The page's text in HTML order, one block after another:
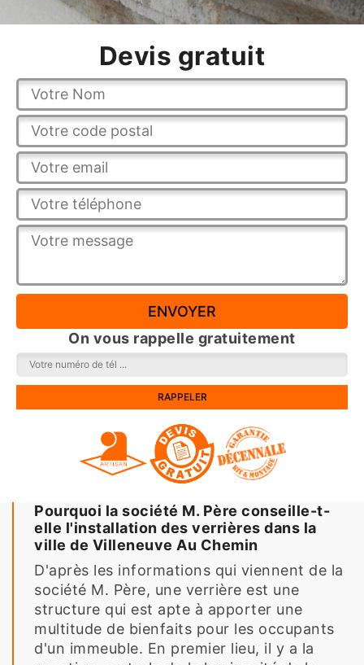
Devis gratuit
On vous rappelle gratuitement
Pourquoi la société M. Père conseille-t-
elle l'installation des verrières dans la
ville de Villeneuve Au Chemin
D'après les informations qui viennent de la
société M. Père, une verrière est une
structure qui est apte à apporter une
multitude de bienfaits pour les occupants
d'un immeuble. En premier lieu, il y a la